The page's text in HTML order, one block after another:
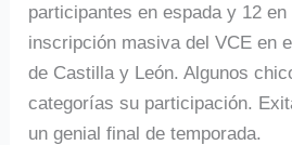
participantes en espada y 12
inscripción masiva del VCE en
de Castilla y León. Algunos
categorías su participación.
un genial final de temporada.